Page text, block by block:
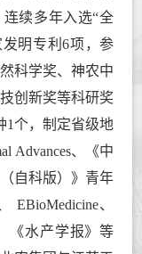
连续多年入选“全
明专利6项，参
科学奖、神农中
创新奖等科研奖
1个，制定省级地
Advances、《中
自科版）》青年
EBioMedicine、
《水产学报》等